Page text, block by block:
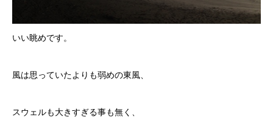
いい眺めです。
風は思っていたよりも弱めの東風、
スウェルも大きすぎる事も無く、